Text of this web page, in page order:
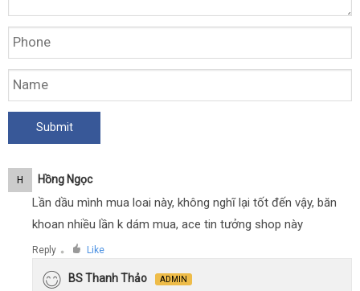
H Hồng Ngọc
Lần dầu mình mua loai này, không nghĩ lại tốt đến vậy, băn
khoan nhiều lần k dám mua, ace tin tưởng shop này
Reply ● Like
BS Thanh Thảo ADMIN